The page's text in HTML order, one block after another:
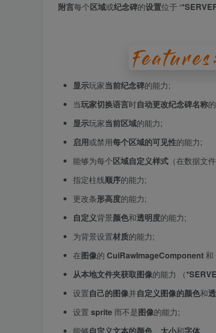
附言每个区域或纪念碑的设置位于 “
显示玩家当前纪念碑的能力;
当玩家切换语言时自动更改纪念碑名称
显示玩家当前区域的能力;
启用或禁用每个区域的可见性的能力;
能够为每个区域自定义样式 （在数据文
指定柱线顺序的能力;
更改条形高度的能力;
自定义背景颜色和透明度的能力;
为背景设置材质的能力;
在图像的 CuiRawImageComponent和
从本地文件夹获取图像的能力 （
设置自己的图像并自定义图像的颜色和
设置 sprite而不是图像的能力;
能够自定义文本的颜色、 大小和字体。